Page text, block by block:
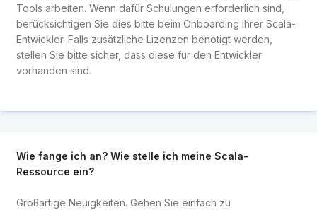
Tools arbeiten. Wenn dafür Schulungen erforderlich sind,
berücksichtigen Sie dies bitte beim Onboarding Ihrer Scala-
Entwickler. Falls zusätzliche Lizenzen benötigt werden,
stellen Sie bitte sicher, dass diese für den Entwickler
vorhanden sind.
Wie fange ich an? Wie stelle ich meine Scala-
Ressource ein?
Großartige Neuigkeiten. Gehen Sie einfach zu